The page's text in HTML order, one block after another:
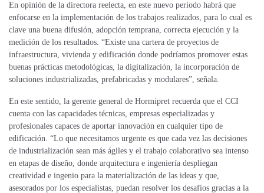
En opinión de la directora reelecta, en este nuevo período habrá que
enfocarse en la implementación de los trabajos realizados, para lo cual es
clave una buena difusión, adopción temprana, correcta ejecución y la
medición de los resultados. “Existe una cartera de proyectos de
infraestructura, vivienda y edificación donde podríamos promover estas
buenas prácticas metodológicas, la digitalización, la incorporación de
soluciones industrializadas, prefabricadas y modulares”, señala.
En este sentido, la gerente general de Hormipret recuerda que el CCI
cuenta con las capacidades técnicas, empresas especializadas y
profesionales capaces de aportar innovación en cualquier tipo de
edificación. “Lo que necesitamos urgente es que cada vez las decisiones
de industrialización sean más ágiles y el trabajo colaborativo sea intenso
en etapas de diseño, donde arquitectura e ingeniería despliegan
creatividad e ingenio para la materialización de las ideas y que,
asesorados por los especialistas, puedan resolver los desafíos gracias a la